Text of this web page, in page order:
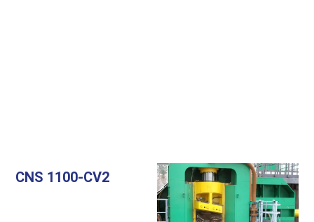
CNS 1100-CV2